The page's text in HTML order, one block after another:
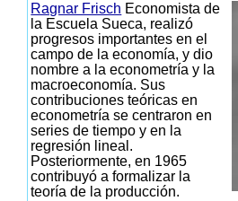
Ragnar Frisch Economista de
la Escuela Sueca, realizó
progresos importantes en el
campo de la economía, y dio
nombre a la econometría y la
macroeconomía. Sus
contribuciones teóricas en
econometría se centraron en
series de tiempo y en la
regresión lineal.
Posteriormente, en 1965
contribuyó a formalizar la
teoría de la producción.